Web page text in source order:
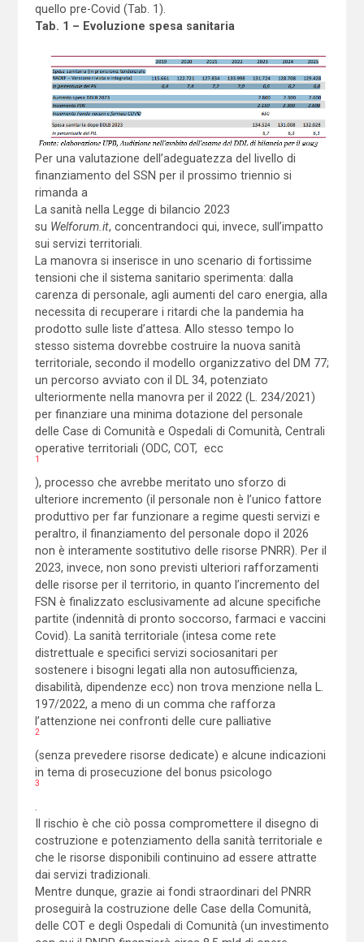
quello pre-Covid (Tab. 1).
Tab. 1 – Evoluzione spesa sanitaria
Per una valutazione dell’adeguatezza del livello di
finanziamento del SSN per il prossimo triennio si
rimanda a
La sanità nella Legge di bilancio 2023
su Welforum.it, concentrandoci qui, invece, sull’impatto
sui servizi territoriali.
La manovra si inserisce in uno scenario di fortissime
tensioni che il sistema sanitario sperimenta: dalla
carenza di personale, agli aumenti del caro energia, alla
necessita di recuperare i ritardi che la pandemia ha
prodotto sulle liste d’attesa. Allo stesso tempo lo
stesso sistema dovrebbe costruire la nuova sanità
territoriale, secondo il modello organizzativo del DM 77;
un percorso avviato con il DL 34, potenziato
ulteriormente nella manovra per il 2022 (L. 234/2021)
per finanziare una minima dotazione del personale
delle Case di Comunità e Ospedali di Comunità, Centrali
operative territoriali (ODC, COT, ecc
1
), processo che avrebbe meritato uno sforzo di
ulteriore incremento (il personale non è l’unico fattore
produttivo per far funzionare a regime questi servizi e
peraltro, il finanziamento del personale dopo il 2026
non è interamente sostitutivo delle risorse PNRR). Per il
2023, invece, non sono previsti ulteriori rafforzamenti
delle risorse per il territorio, in quanto l’incremento del
FSN è finalizzato esclusivamente ad alcune specifiche
partite (indennità di pronto soccorso, farmaci e vaccini
Covid). La sanità territoriale (intesa come rete
distrettuale e specifici servizi sociosanitari per
sostenere i bisogni legati alla non autosufficienza,
disabilità, dipendenze ecc) non trova menzione nella L.
197/2022, a meno di un comma che rafforza
l’attenzione nei confronti delle cure palliative
2
(senza prevedere risorse dedicate) e alcune indicazioni
in tema di prosecuzione del bonus psicologo
3
Il rischio è che ciò possa compromettere il disegno di
costruzione e potenziamento della sanità territoriale e
che le risorse disponibili continuino ad essere attratte
dai servizi tradizionali.
Mentre dunque, grazie ai fondi straordinari del PNRR
proseguirà la costruzione delle Case della Comunità,
delle COT e degli Ospedali di Comunità (un investimento